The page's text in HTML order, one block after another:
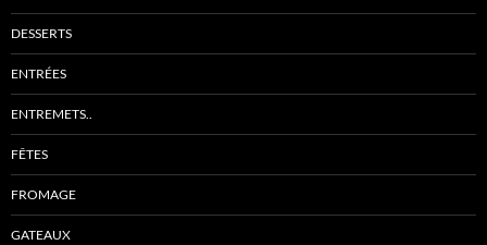
DESSERTS
ENTRÉES
ENTREMETS..
FÊTES
FROMAGE
GATEAUX